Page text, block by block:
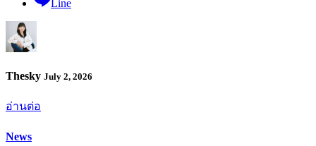
Line
Thesky July 2, 2026
อ่านต่อ
News